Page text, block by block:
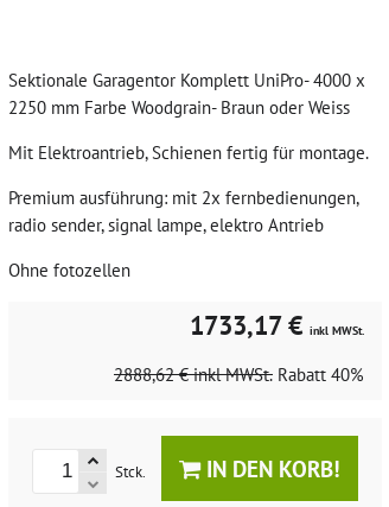
Sektionale Garagentor Komplett UniPro- 4000 x
2250 mm Farbe Woodgrain- Braun oder Weiss
Mit Elektroantrieb, Schienen fertig für montage.
Premium ausführung: mit 2x fernbedienungen,
radio sender, signal lampe, elektro Antrieb
Ohne fotozellen
1733,17 € inkl MWSt.
2888,62 € inkl MWSt. Rabatt 40%
Stck. IN DEN KORB!